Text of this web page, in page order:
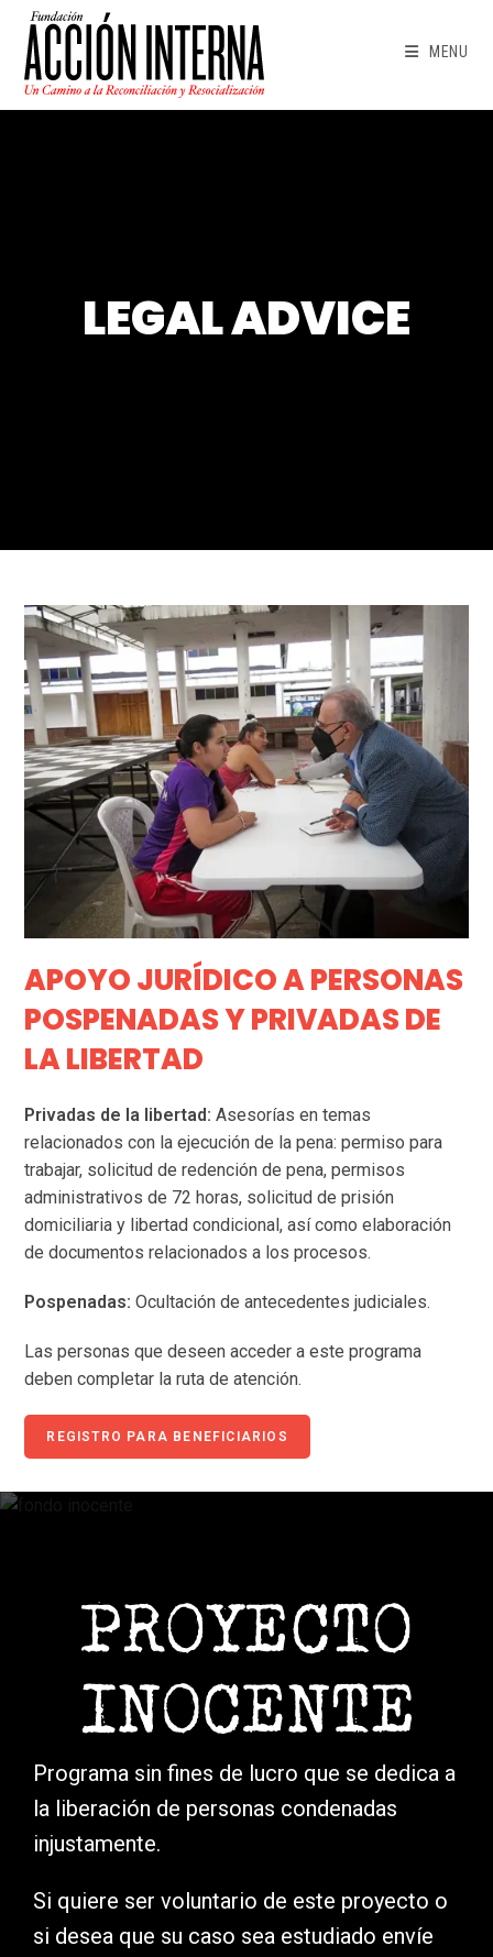
content
MENU
LEGAL ADVICE
APOYO JURÍDICO A PERSONAS
POSPENADAS Y PRIVADAS DE
LA LIBERTAD
Privadas de la libertad: Asesorías en temas
relacionados con la ejecución de la pena: permiso para
trabajar, solicitud de redención de pena, permisos
administrativos de 72 horas, solicitud de prisión
domiciliaria y libertad condicional, así como elaboración
de documentos relacionados a los procesos.
Pospenadas: Ocultación de antecedentes judiciales.
Las personas que deseen acceder a este programa
deben completar la ruta de atención.
REGISTRO PARA BENEFICIARIOS
Programa sin fines de lucro que se dedica a
la liberación de personas condenadas
injustamente.
Si quiere ser voluntario de este proyecto o
si desea que su caso sea estudiado envíe